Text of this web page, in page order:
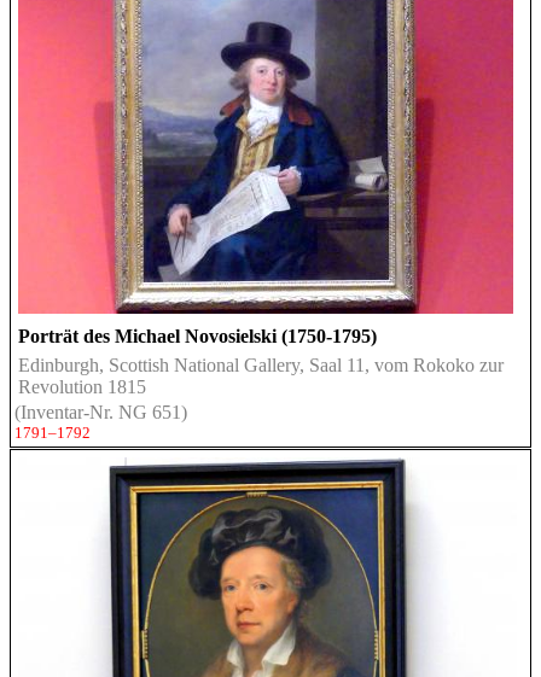
Porträt des Michael Novosielski (1750-1795)
Edinburgh, Scottish National Gallery, Saal 11, vom Rokoko zur
Revolution 1815
(Inventar-Nr. NG 651)
1791–1792